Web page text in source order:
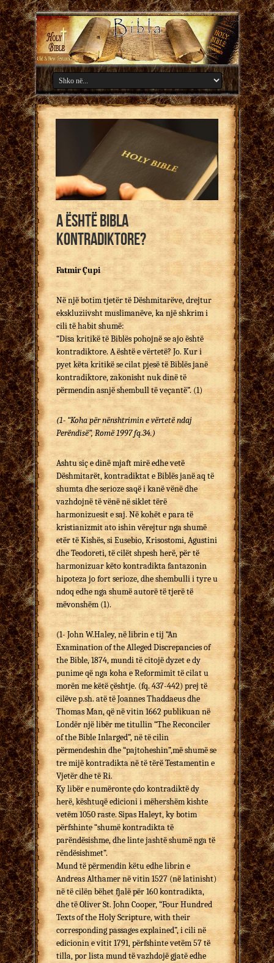
A është Bibla
kontradiktore?
Fatmir Çupi
Në një botim tjetër të Dëshmitarëve, drejtur
ekskluziivsht muslimanëve, ka një shkrim i
cili të habit shumë:
“Disa kritikë të Biblës pohojnë se ajo është
kontradiktore. A është e vërtetë? Jo. Kur i
pyet këta kritikë se cilat pjesë të Biblës janë
kontradiktore, zakonisht nuk dinë të
përmendin asnjë shembull të veçantë”. (1)
(1- “Koha për nënshtrimin e vërtetë ndaj
Perëndisë”, Romë 1997 fq.34.)
Ashtu siç e dinë mjaft mirë edhe vetë
Dëshmitarët, kontradiktat e Biblës janë aq të
shumta dhe serioze saqë i kanë vënë dhe
vazhdojnë të vënë në siklet tërë
harmonizuesit e saj. Në kohët e para të
kristianizmit ato ishin vërejtur nga shumë
etër të Kishës, si Eusebio, Krisostomi, Agustini
dhe Teodoreti, të cilët shpesh herë, për të
harmonizuar këto kontradikta fantazonin
hipoteza jo fort serioze, dhe shembulli i tyre u
ndoq edhe nga shumë autorë të tjerë të
mëvonshëm (1).
(1- John W.Haley, në librin e tij “An
Examination of the Alleged Discrepancies of
the Bible, 1874, mundi të citojë dyzet e dy
punime që nga koha e Reformimit të cilat u
morën me këtë çështje. (fq. 437-442) prej të
cilëve p.sh. atë të Joannes Thaddaeus dhe
Thomas Man, që në vitin 1662 publikuan në
Londër një libër me titullin “The Reconciler
of the Bible Inlarged”, në të cilin
përmendeshin dhe “pajtoheshin”,më shumë se
tre mijë kontradikta në të tërë Testamentin e
Vjetër dhe të Ri.
Ky libër e numëronte çdo kontradiktë dy
herë, kështuqë edicioni i mëhershëm kishte
vetëm 1050 raste. Sipas Haleyt, ky botim
përfshinte “shumë kontradikta të
parëndësishme, dhe linte jashtë shumë nga të
rëndësishmet”.
Mund të përmendin këtu edhe librin e
Andreas Althamer në vitin 1527 (në latinisht)
në të cilën bëhet fjalë për 160 kontradikta,
dhe të Oliver St. John Cooper, “Four Hundred
Texts of the Holy Scripture, with their
corresponding passages explained”, i cili në
edicionin e vitit 1791, përfshinte vetëm 57 të
tilla, por lista mund të vazhdojë gjatë edhe